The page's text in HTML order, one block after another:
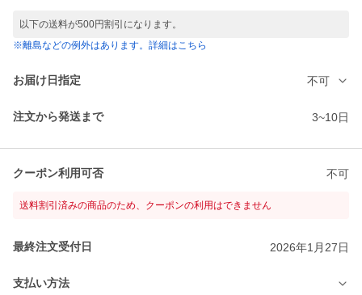
以下の送料が500円割引になります。
※離島などの例外はあります。詳細はこちら
お届け日指定 不可
注文から発送まで 3~10日
クーポン利用可否 不可
送料割引済みの商品のため、クーポンの利用はできません
最終注文受付日 2026年1月27日
支払い方法